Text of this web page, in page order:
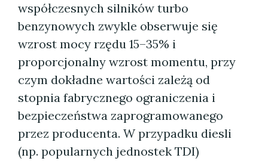
współczesnych silników turbo
benzynowych zwykle obserwuje się
wzrost mocy rzędu 15–35% i
proporcjonalny wzrost momentu, przy
czym dokładne wartości zależą od
stopnia fabrycznego ograniczenia i
bezpieczeństwa zaprogramowanego
przez producenta. W przypadku diesli
(np. popularnych jednostek TDI)